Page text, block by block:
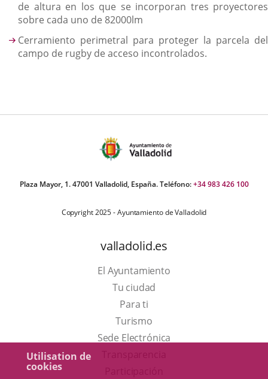
Utilisation de
cookies
de altura en los que se incorporan tres proyectores
sobre cada uno de 82000lm
Cerramiento perimetral para proteger la parcela del
campo de rugby de acceso incontrolados.
Plaza Mayor, 1. 47001 Valladolid, España. Teléfono:+34 983 426 100
Copyright 2025 - Ayuntamiento de Valladolid
valladolid.es
El Ayuntamiento
Tu ciudad
Para ti
TurismoEste
enlace
Sede Electrónica